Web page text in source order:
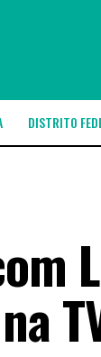
DISTRITO